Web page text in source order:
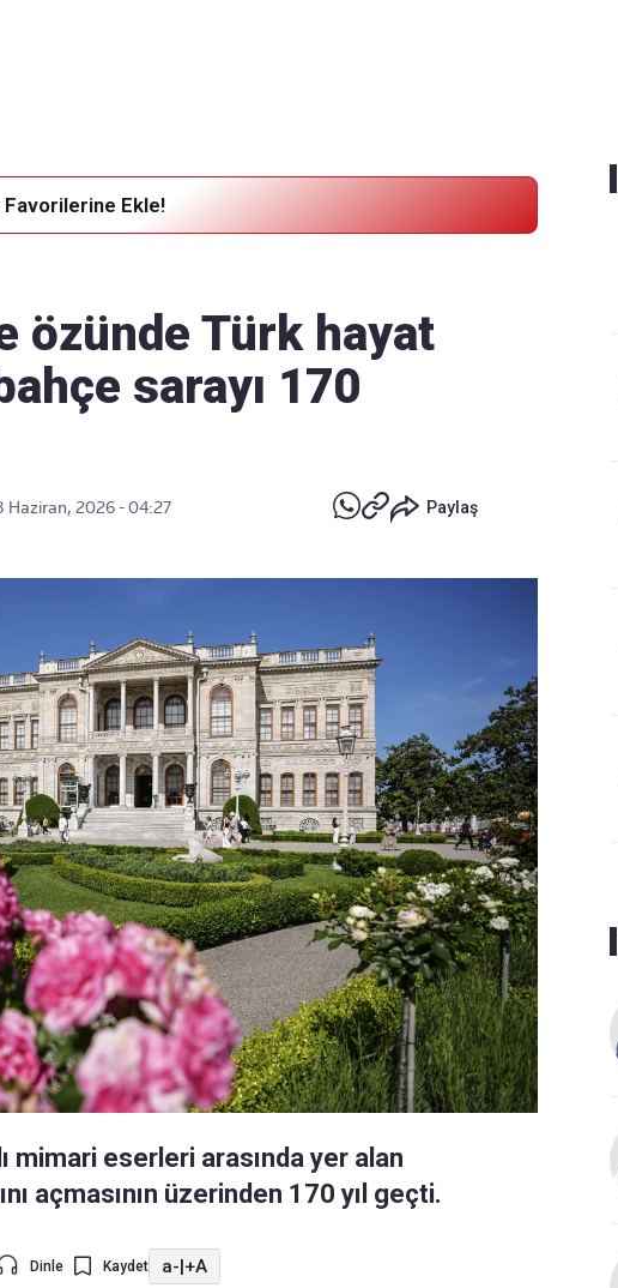
Favorilerine Ekle!
özünde Türk hayat
sarayı 170
Haziran, 2026 - 04:27 Paylaş
mimari eserleri arasında yer alan
açmasının üzerinden 170 yıl geçti.
Dinle Kaydet a-|+A